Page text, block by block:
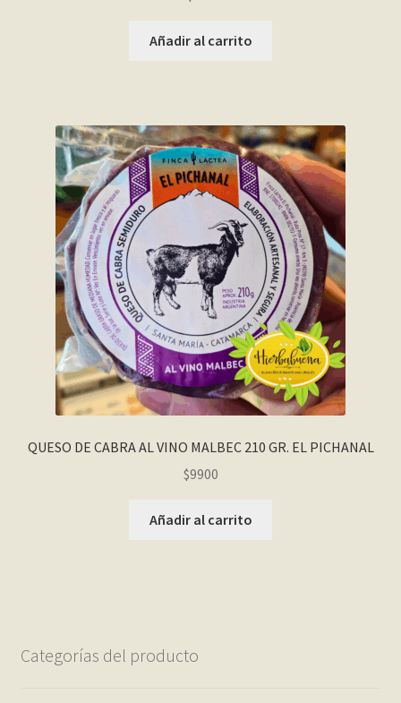
Añadir al carrito
QUESO DE CABRA AL VINO MALBEC 210 GR. EL PICHANAL
$9900
Añadir al carrito
Categorías del producto